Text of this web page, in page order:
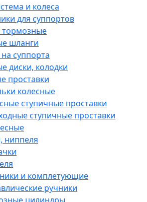
и колеса
для суппортов
тормозные
шланги
суппорта
диски, колодки
проставки
колесные
ступичные проставки
ступичные проставки
ниппеля
и комплетующие
ручники